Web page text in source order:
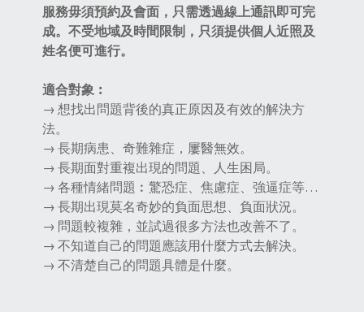
服務毋須預約及會面，只需透過線上通訊即可完
成。不受地域及時間限制，只須提供個人近照及
姓名便可進行。
適合對象︰
→ 想找出問題背後的真正原因及有效的解決方
法。
→ 長期病患、奇難雜症，屢醫無效。
→ 長期面對重複出現的問題、人生困局。
→ 各種情緒問題︰驚恐症、焦慮症、強逼症等…
→ 長期出現莫名奇妙的負面思想、負面狀況。
→ 問題較複雜，並試過很多方法也改善不了。
→ 不知道自己的問題應該用什麼方式去解決。
→ 不清楚自己的問題具體是什麼。